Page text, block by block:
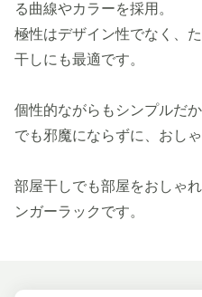
る曲線やカラーを採用。
極性はデザイン性でなく、
干しにも最適です。
個性的ながらもシンプルだ
でも邪魔にならずに、おし
部屋干しでも部屋をおしゃ
ンガーラックです。